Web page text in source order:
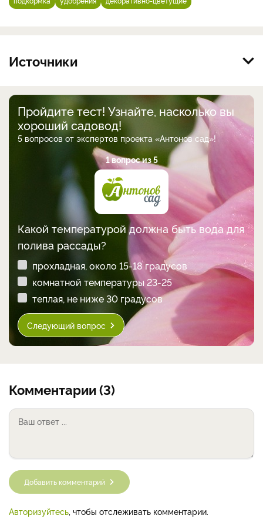
Источники
Пройдите тест! Узнайте, насколько вы
хороший садовод!
5 вопросов от экспертов проекта «Антонов сад»!
1 вопрос из 5
Какой температурой должна быть вода для
полива рассады?
прохладная, около 15-18 градусов
комнатной температуры 23-25
теплая, не ниже 30 градусов
Следующий вопрос
Комментарии (3)
Добавить комментарий
Авторизуйтесь, чтобы отслеживать комментарии.